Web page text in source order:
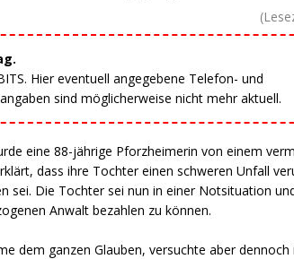
Hier eventuell angegebene Telefon- und
sind möglicherweise nicht mehr aktuell.
eine 88-jährige Pforzheimerin von einem
dass ihre Tochter einen schweren Unfall
sei. Die Tochter sei nun in einer Notsituation
Anwalt bezahlen zu können.
dem ganzen Glauben, versuchte aber